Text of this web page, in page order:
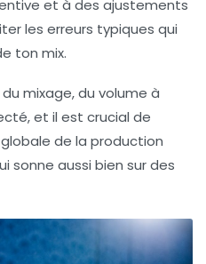
et à des ajustements
les erreurs typiques qui
ton mix.
mixage, du volume à
et il est crucial de
globale de la production
sonne aussi bien sur des